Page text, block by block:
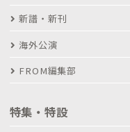
新譜・新刊
海外公演
FROM編集部
特集・特設